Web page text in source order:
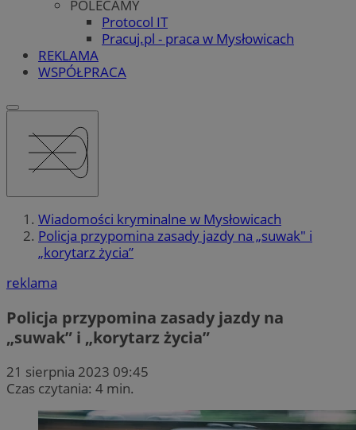
POLECAMY
Protocol IT
Pracuj.pl - praca w Mysłowicach
REKLAMA
WSPÓŁPRACA
Wiadomości kryminalne w Mysłowicach
Policja przypomina zasady jazdy na „suwak" i
„korytarz życia”
reklama
Policja przypomina zasady jazdy na
„suwak” i „korytarz życia”
21 sierpnia 2023 09:45
Czas czytania: 4 min.